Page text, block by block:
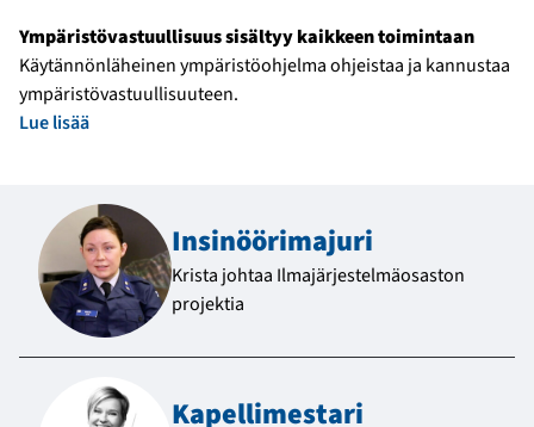
Ympäristövastuullisuus sisältyy kaikkeen toimintaan
Käytännönläheinen ympäristöohjelma ohjeistaa ja kannustaa
ympäristövastuullisuuteen.
Lue lisää
Insinöörimajuri
Krista johtaa Ilmajärjestelmäosaston
projektia
Kapellimestari